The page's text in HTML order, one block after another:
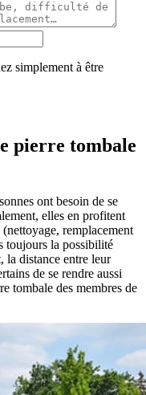
simplement à être
pierre tombale
ont besoin de se
elles en profitent
remplacement
toujours la possibilité
la distance entre leur
de se rendre aussi
tombale des membres de